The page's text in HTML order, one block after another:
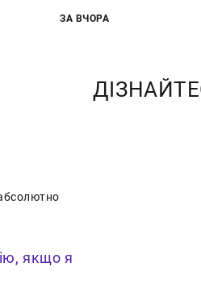
ЗА ВЧОРА
якщо я